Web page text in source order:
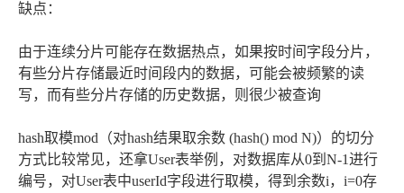
缺点：
由于连续分片可能存在数据热点，如果按时间字段分片，
有些分片存储最近时间段内的数据，可能会被频繁的读
写，而有些分片存储的历史数据，则很少被查询
hash取模mod（对hash结果取余数 (hash() mod N)）的切分
方式比较常见，还拿User表举例，对数据库从0到N-1进行
编号，对User表中userId字段进行取模，得到余数i，i=0存